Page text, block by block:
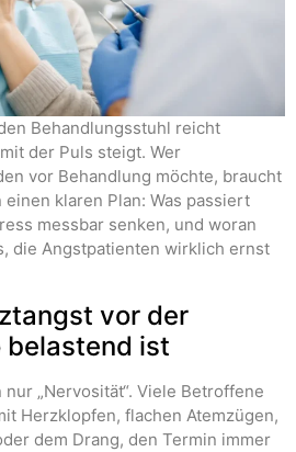
Behandlungsstuhl reicht
der Puls steigt. Wer
vor Behandlung möchte, braucht
klaren Plan: Was passiert
messbar senken, und woran
die Angstpatienten wirklich ernst
vor der
belastend ist
„Nervosität“. Viele Betroffene
Herzklopfen, flachen Atemzügen,
dem Drang, den Termin immer